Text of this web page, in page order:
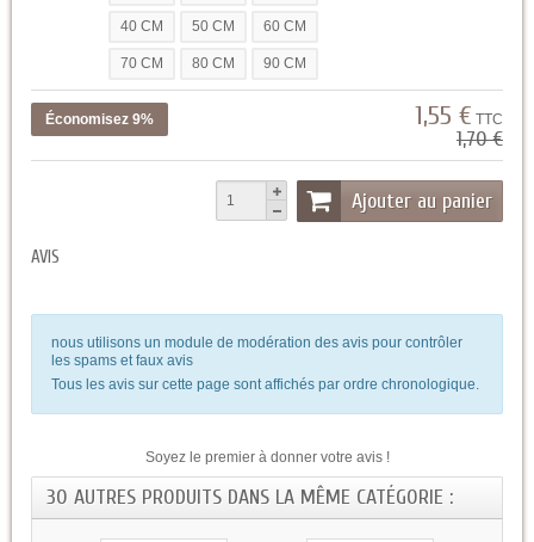
40 CM 50 CM 60 CM
70 CM 80 CM 90 CM
Économisez 9% 1,55 € TTC
1,70 €
Ajouter au panier
AVIS
nous utilisons un module de modération des avis pour contrôler
les spams et faux avis
Tous les avis sur cette page sont affichés par ordre chronologique.
Soyez le premier à donner votre avis !
30 AUTRES PRODUITS DANS LA MÊME CATÉGORIE :